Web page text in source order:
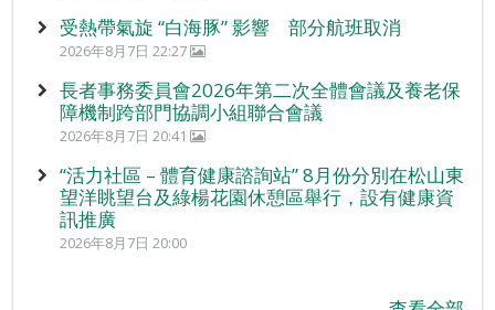
受熱帶氣旋 “白海豚” 影響 部分航班取消
2026年8月7日 22:27
長者事務委員會2026年第二次全體會議及養老保
障機制跨部門協調小組聯合會議
2026年8月7日 20:41
“活力社區 – 體育健康諮詢站” 8月份分別在松山東
望洋眺望台及綠楊花園休憩區舉行，設有健康資
訊推廣
2026年8月7日 20:00